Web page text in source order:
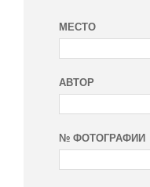
МЕСТО
АВТОР
№ ФОТОГРАФИИ